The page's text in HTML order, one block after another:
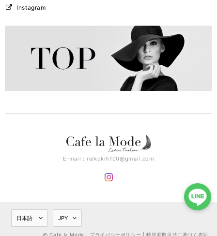
Instagram
E-mail： reikokih100@gmail.com
Cafe la Mode | プライバシーポリシー |特定商取引法に基づく表記